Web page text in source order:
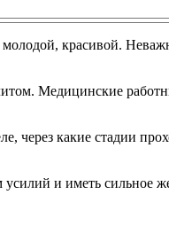
красивой.
Медицинские
через какие стадии
и иметь сильное